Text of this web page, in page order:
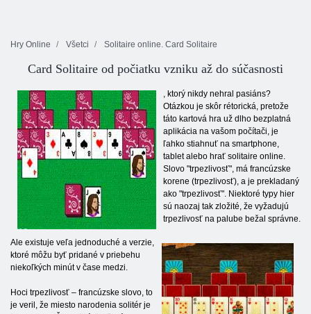
Hry Online Všetci Solitaire online. Card Solitaire
Card Solitaire od počiatku vzniku až do súčasnosti
, ktorý nikdy nehral pasiáns?
Otázkou je skôr rétorická, pretože
táto kartová hra už dlho bezplatná
aplikácia na vašom počítači, je
ľahko stiahnuť na smartphone,
tablet alebo hrať solitaire online.
Slovo "trpezlivosť", má francúzske
korene (trpezlivosť), a je prekladaný
ako "trpezlivosť". Niektoré typy hier
sú naozaj tak zložité, že vyžadujú
trpezlivosť na palube bežal správne.
Ale existuje veľa jednoduché a verzie,
ktoré môžu byť pridané v priebehu
niekoľkých minút v čase medzi.
Hoci trpezlivosť – francúzske slovo, to
je veril, že miesto narodenia solitér je